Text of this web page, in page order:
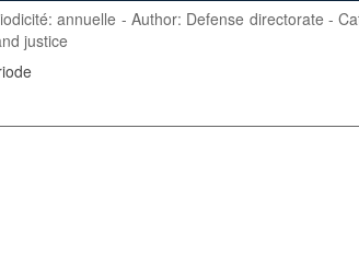
annuelle - Author: Defense directorate -
justice